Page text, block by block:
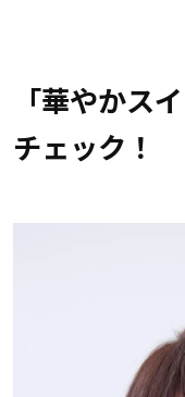
「華やかス
チェック！